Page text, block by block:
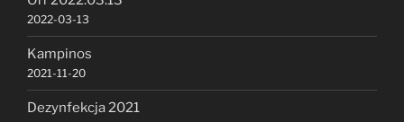
2022-03-13
Kampinos
2021-11-20
Dezynfekcja 2021